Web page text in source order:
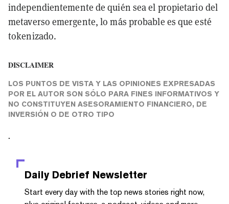
independientemente de quién sea el propietario del
metaverso emergente, lo más probable es que esté
tokenizado.
DISCLAIMER
LOS PUNTOS DE VISTA Y LAS OPINIONES EXPRESADAS
POR EL AUTOR SON SÓLO PARA FINES INFORMATIVOS Y
NO CONSTITUYEN ASESORAMIENTO FINANCIERO, DE
INVERSIÓN O DE OTRO TIPO
.
Daily Debrief Newsletter
Start every day with the top news stories right now,